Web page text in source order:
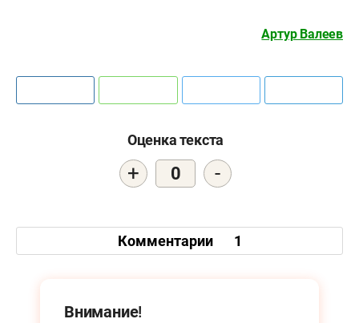
Артур Валеев
Оценка текста
+ 0 -
Комментарии 1
Внимание!